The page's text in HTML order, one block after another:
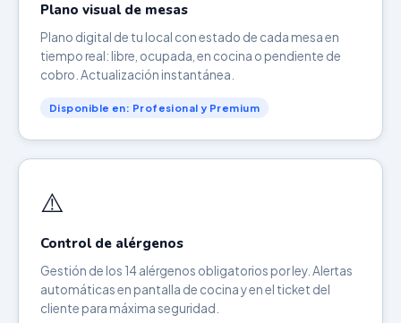
Plano visual de mesas
Plano digital de tu local con estado de cada mesa en
tiempo real: libre, ocupada, en cocina o pendiente de
cobro. Actualización instantánea.
Disponible en: Profesional y Premium
⚠️
Control de alérgenos
Gestión de los 14 alérgenos obligatorios por ley. Alertas
automáticas en pantalla de cocina y en el ticket del
cliente para máxima seguridad.